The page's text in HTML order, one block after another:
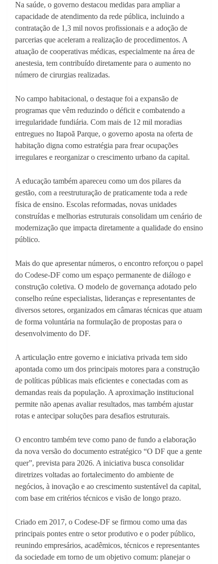
Na saúde, o governo destacou medidas para ampliar a
capacidade de atendimento da rede pública, incluindo a
contratação de 1,3 mil novos profissionais e a adoção de
parcerias que aceleram a realização de procedimentos. A
atuação de cooperativas médicas, especialmente na área de
anestesia, tem contribuído diretamente para o aumento no
número de cirurgias realizadas.
No campo habitacional, o destaque foi a expansão de
programas que vêm reduzindo o déficit e combatendo a
irregularidade fundiária. Com mais de 12 mil moradias
entregues no Itapoã Parque, o governo aposta na oferta de
habitação digna como estratégia para frear ocupações
irregulares e reorganizar o crescimento urbano da capital.
A educação também apareceu como um dos pilares da
gestão, com a reestruturação de praticamente toda a rede
física de ensino. Escolas reformadas, novas unidades
construídas e melhorias estruturais consolidam um cenário de
modernização que impacta diretamente a qualidade do ensino
público.
Mais do que apresentar números, o encontro reforçou o papel
do Codese-DF como um espaço permanente de diálogo e
construção coletiva. O modelo de governança adotado pelo
conselho reúne especialistas, lideranças e representantes de
diversos setores, organizados em câmaras técnicas que atuam
de forma voluntária na formulação de propostas para o
desenvolvimento do DF.
A articulação entre governo e iniciativa privada tem sido
apontada como um dos principais motores para a construção
de políticas públicas mais eficientes e conectadas com as
demandas reais da população. A aproximação institucional
permite não apenas avaliar resultados, mas também ajustar
rotas e antecipar soluções para desafios estruturais.
O encontro também teve como pano de fundo a elaboração
da nova versão do documento estratégico “O DF que a gente
quer”, prevista para 2026. A iniciativa busca consolidar
diretrizes voltadas ao fortalecimento do ambiente de
negócios, à inovação e ao crescimento sustentável da capital,
com base em critérios técnicos e visão de longo prazo.
Criado em 2017, o Codese-DF se firmou como uma das
principais pontes entre o setor produtivo e o poder público,
reunindo empresários, acadêmicos, técnicos e representantes
da sociedade em torno de um objetivo comum: planejar o